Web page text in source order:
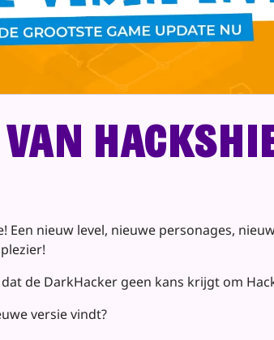
Een nieuw level, nieuwe personages,
de DarkHacker geen kans krijgt om
versie vindt?